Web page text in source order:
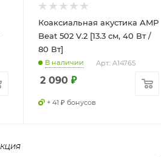
Коаксиальная акустика AMP
Beat 502 V.2 [13.3 см, 40 Вт /
80 Вт]
В наличии Арт.: A14765
2 090₽
+ 41 ₽ бонусов